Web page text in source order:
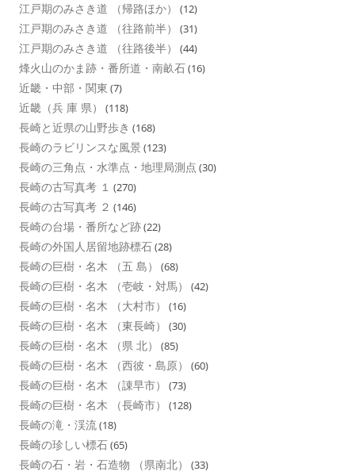
江戸期のみさき道 （帰路ほか） (12)
江戸期のみさき道 （往路前半） (31)
江戸期のみさき道 （往路後半） (44)
烽火山のかま跡・番所道・南畝石(16)
近畿・中部・関東 (7)
近畿（兵 庫 県） (118)
長崎と近県の山野歩き (168)
長崎のラビリンスな風景 (123)
長崎の三角点・水準点・地理局測点 (30)
長崎の古写真考 １ (270)
長崎の古写真考 ２ (146)
長崎の台場・番所など跡(22)
長崎の外国人居留地跡標石(28)
長崎の巨樹・名木 （五 島） (68)
長崎の巨樹・名木 （壱岐・対馬） (42)
長崎の巨樹・名木 （大村市） (16)
長崎の巨樹・名木 （東長崎） (30)
長崎の巨樹・名木 （県 北） (85)
長崎の巨樹・名木 （西彼・島原） (60)
長崎の巨樹・名木 （諌早市） (73)
長崎の巨樹・名木 （長崎市） (128)
長崎の滝・渓流(18)
長崎の珍しい標石(65)
長崎の石・岩・石造物 （県南北） (33)